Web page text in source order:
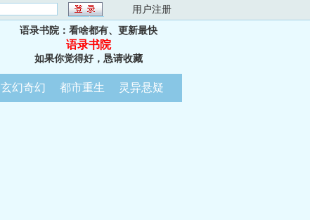
用户注册
语录书院：看啥都有、更新最快
语录书院
如果你觉得好，恳请收藏
玄幻奇幻 都市重生 灵异悬疑